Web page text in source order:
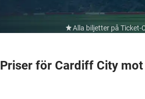
Alla biljetter på
Priser för Cardiff City